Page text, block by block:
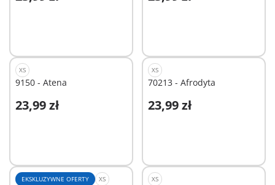
XS
9150 - Atena
23,99 zł
Dodaj do koszyka
XS
70213 - Afrodyta
23,99 zł
Dodaj do koszyka
EKSKLUZYWNE OFERTY XS XS